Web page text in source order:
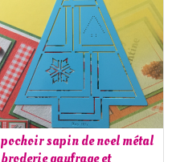
pochoir sapin de noel métal